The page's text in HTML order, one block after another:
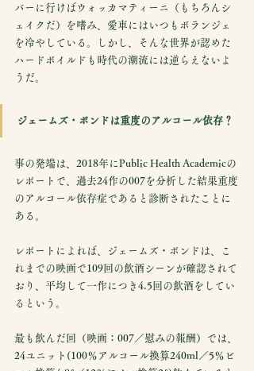
バーに行けばウォッカマティーニ（もちろんシ
ェイクだ）を嗜み、愛車にはいつもボランジェ
を冷やしている。しかし、そんな世界が認めた
ハードボイルドも時代の潮流には逆らえないよ
うだ。
ジェームズ・ボンドは重度のアルコール依存？
事の発端は、2018年にPublic Health Academicの
レポートで、過去24作の007を分析した結果重度
のアルコール依存症であると診断されたことに
ある。
レポートによれば、ジェームズ・ボンドは、こ
れまでの映画で109回の飲酒シーンが確認されて
おり、平均して一作につき4.5回の飲酒をしてい
るという。
最も飲んだ回（映画：007／慰みの報酬）では、
24ユニット(100％アルコール換算240ml／5％ビ